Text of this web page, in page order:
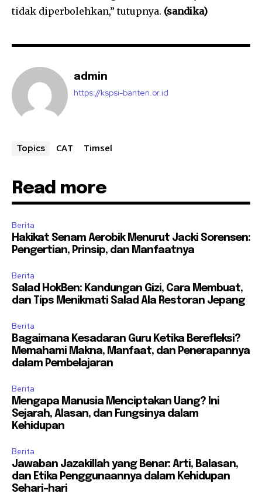
tidak diperbolehkan,” tutupnya. (sandika)
admin
https://kspsi-banten.or.id
Topics CAT Timsel
Read more
Berita
Hakikat Senam Aerobik Menurut Jacki Sorensen:
Pengertian, Prinsip, dan Manfaatnya
Berita
Salad HokBen: Kandungan Gizi, Cara Membuat,
dan Tips Menikmati Salad Ala Restoran Jepang
Berita
Bagaimana Kesadaran Guru Ketika Berefleksi?
Memahami Makna, Manfaat, dan Penerapannya
dalam Pembelajaran
Berita
Mengapa Manusia Menciptakan Uang? Ini
Sejarah, Alasan, dan Fungsinya dalam
Kehidupan
Berita
Jawaban Jazakillah yang Benar: Arti, Balasan,
dan Etika Penggunaannya dalam Kehidupan
Sehari-hari